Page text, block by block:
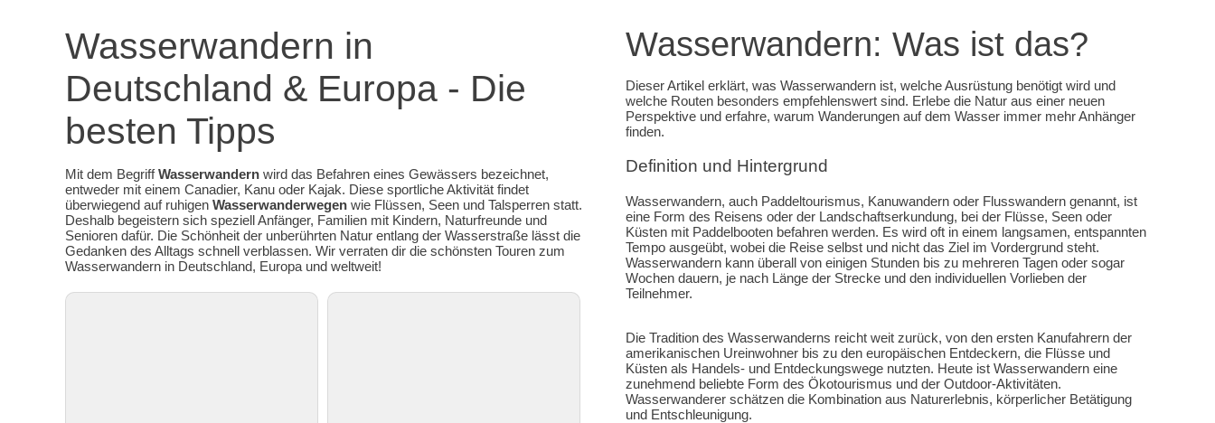
Wasserwandern in
Deutschland & Europa - Die
besten Tipps
Mit dem BegriffWasserwandern wird das Befahren eines Gewässers bezeichnet,
entweder mit einem Canadier, Kanu oder Kajak. Diese sportliche Aktivität findet
überwiegend auf ruhigen Wasserwanderwegen wie Flüssen, Seen und Talsperren statt.
Deshalb begeistern sich speziell Anfänger, Familien mit Kindern, Naturfreunde und
Senioren dafür. Die Schönheit der unberührten Natur entlang der Wasserstraße lässt die
Gedanken des Alltags schnell verblassen. Wir verraten dir die schönsten Touren zum
Wasserwandern in Deutschland, Europa und weltweit!
Wasserwandern: Was ist das?
Dieser Artikel erklärt, was Wasserwandern ist, welche Ausrüstung benötigt wird und
welche Routen besonders empfehlenswert sind. Erlebe die Natur aus einer neuen
Perspektive und erfahre, warum Wanderungen auf dem Wasser immer mehr Anhänger
finden.
Definition und Hintergrund
Wasserwandern, auch Paddeltourismus, Kanuwandern oder Flusswandern genannt, ist
eine Form des Reisens oder der Landschaftserkundung, bei der Flüsse, Seen oder
Küsten mit Paddelbooten befahren werden. Es wird oft in einem langsamen, entspannten
Tempo ausgeübt, wobei die Reise selbst und nicht das Ziel im Vordergrund steht.
Wasserwandern kann überall von einigen Stunden bis zu mehreren Tagen oder sogar
Wochen dauern, je nach Länge der Strecke und den individuellen Vorlieben der
Teilnehmer.
Die Tradition des Wasserwanderns reicht weit zurück, von den ersten Kanufahrern der
amerikanischen Ureinwohner bis zu den europäischen Entdeckern, die Flüsse und
Küsten als Handels- und Entdeckungswege nutzten. Heute ist Wasserwandern eine
zunehmend beliebte Form des Ökotourismus und der Outdoor-Aktivitäten.
Wasserwanderer schätzen die Kombination aus Naturerlebnis, körperlicher Betätigung
und Entschleunigung.